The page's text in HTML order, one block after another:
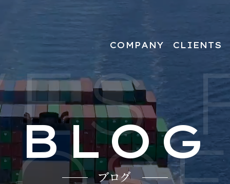
COMPANY CLIENTS
人材をお探しの企業
BLOG
ブログ